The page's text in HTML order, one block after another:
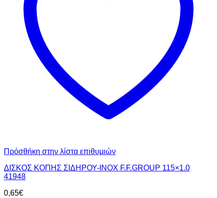
Πρόσθήκη στην λίστα επιθυμιών
ΔΙΣΚΟΣ ΚΟΠΗΣ ΣΙΔΗΡΟΥ-INOX F.F.GROUP 115×1.0
41948
0,65€